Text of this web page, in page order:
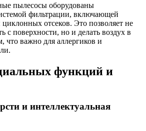
пылесосы оборудованы
фильтрации, включающей
циклонных отсеков. Это позволяет не
с поверхности, но и делать воздух в
что важно для аллергиков и
функций и
и интеллектуальная